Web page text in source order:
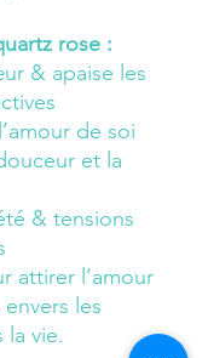
rose :
& apaise les
de soi
et la
& tensions
attirer l’amour
les
la vie.